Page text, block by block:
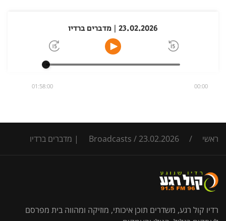
23.02.2026 | מדברים ברדיו
00:00
01:58:00
ראשי /
Broadcasts / 23.02.2026 | מדברים ברדיו
רדיו קול רגע, משדרים תוכן איכותי, מוזיקה ומהווה בית מפרסם